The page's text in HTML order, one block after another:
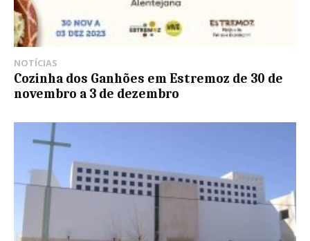
NOTÍCIAS
Cozinha dos Ganhões em Estremoz de 30 de
novembro a 3 de dezembro